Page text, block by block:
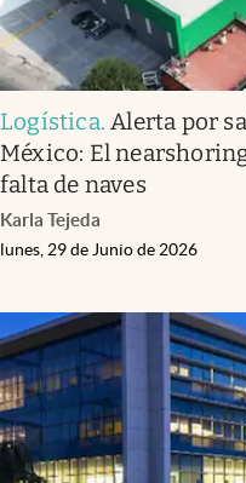
abre en nueva pestaña
México
Logística.Alerta por
México: El
falta de naves
Karla Tejeda
lunes, 29 de Junio de 2026